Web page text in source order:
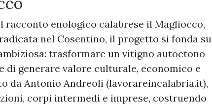
enologico calabrese il Magliocco,
nel Cosentino, il progetto si fonda su
trasformare un vitigno autoctono
generare valore culturale, economico e
da Antonio Andreoli (lavorareincalabria.it),
corpi intermedi e imprese, costruendo